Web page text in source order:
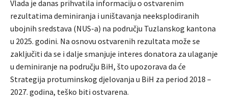
Vlada je danas prihvatila informaciju o ostvarenim
rezultatima deminiranja i uništavanja neeksplodiranih
ubojnih sredstava (NUS-a) na području Tuzlanskog kantona
u 2025. godini. Na osnovu ostvarenih rezultata može se
zaključiti da se i dalje smanjuje interes donatora za ulaganje
u deminiranje na području BiH, što upozorava da će
Strategija protuminskog djelovanja u BiH za period 2018 –
2027. godina, teško biti ostvarena.